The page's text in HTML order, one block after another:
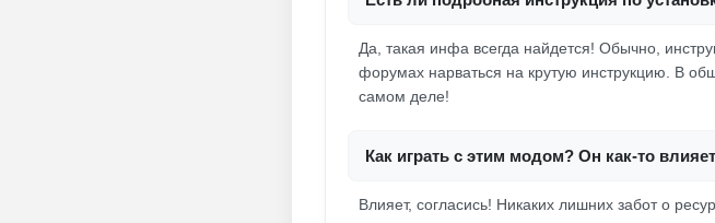
Да, такая инфа всегда найдется! Обычно,
форумах нарваться на крутую инструкцию. В
самом деле!
Как играть с этим модом? Он как-то
Влияет, согласись! Никаких лишних забот о